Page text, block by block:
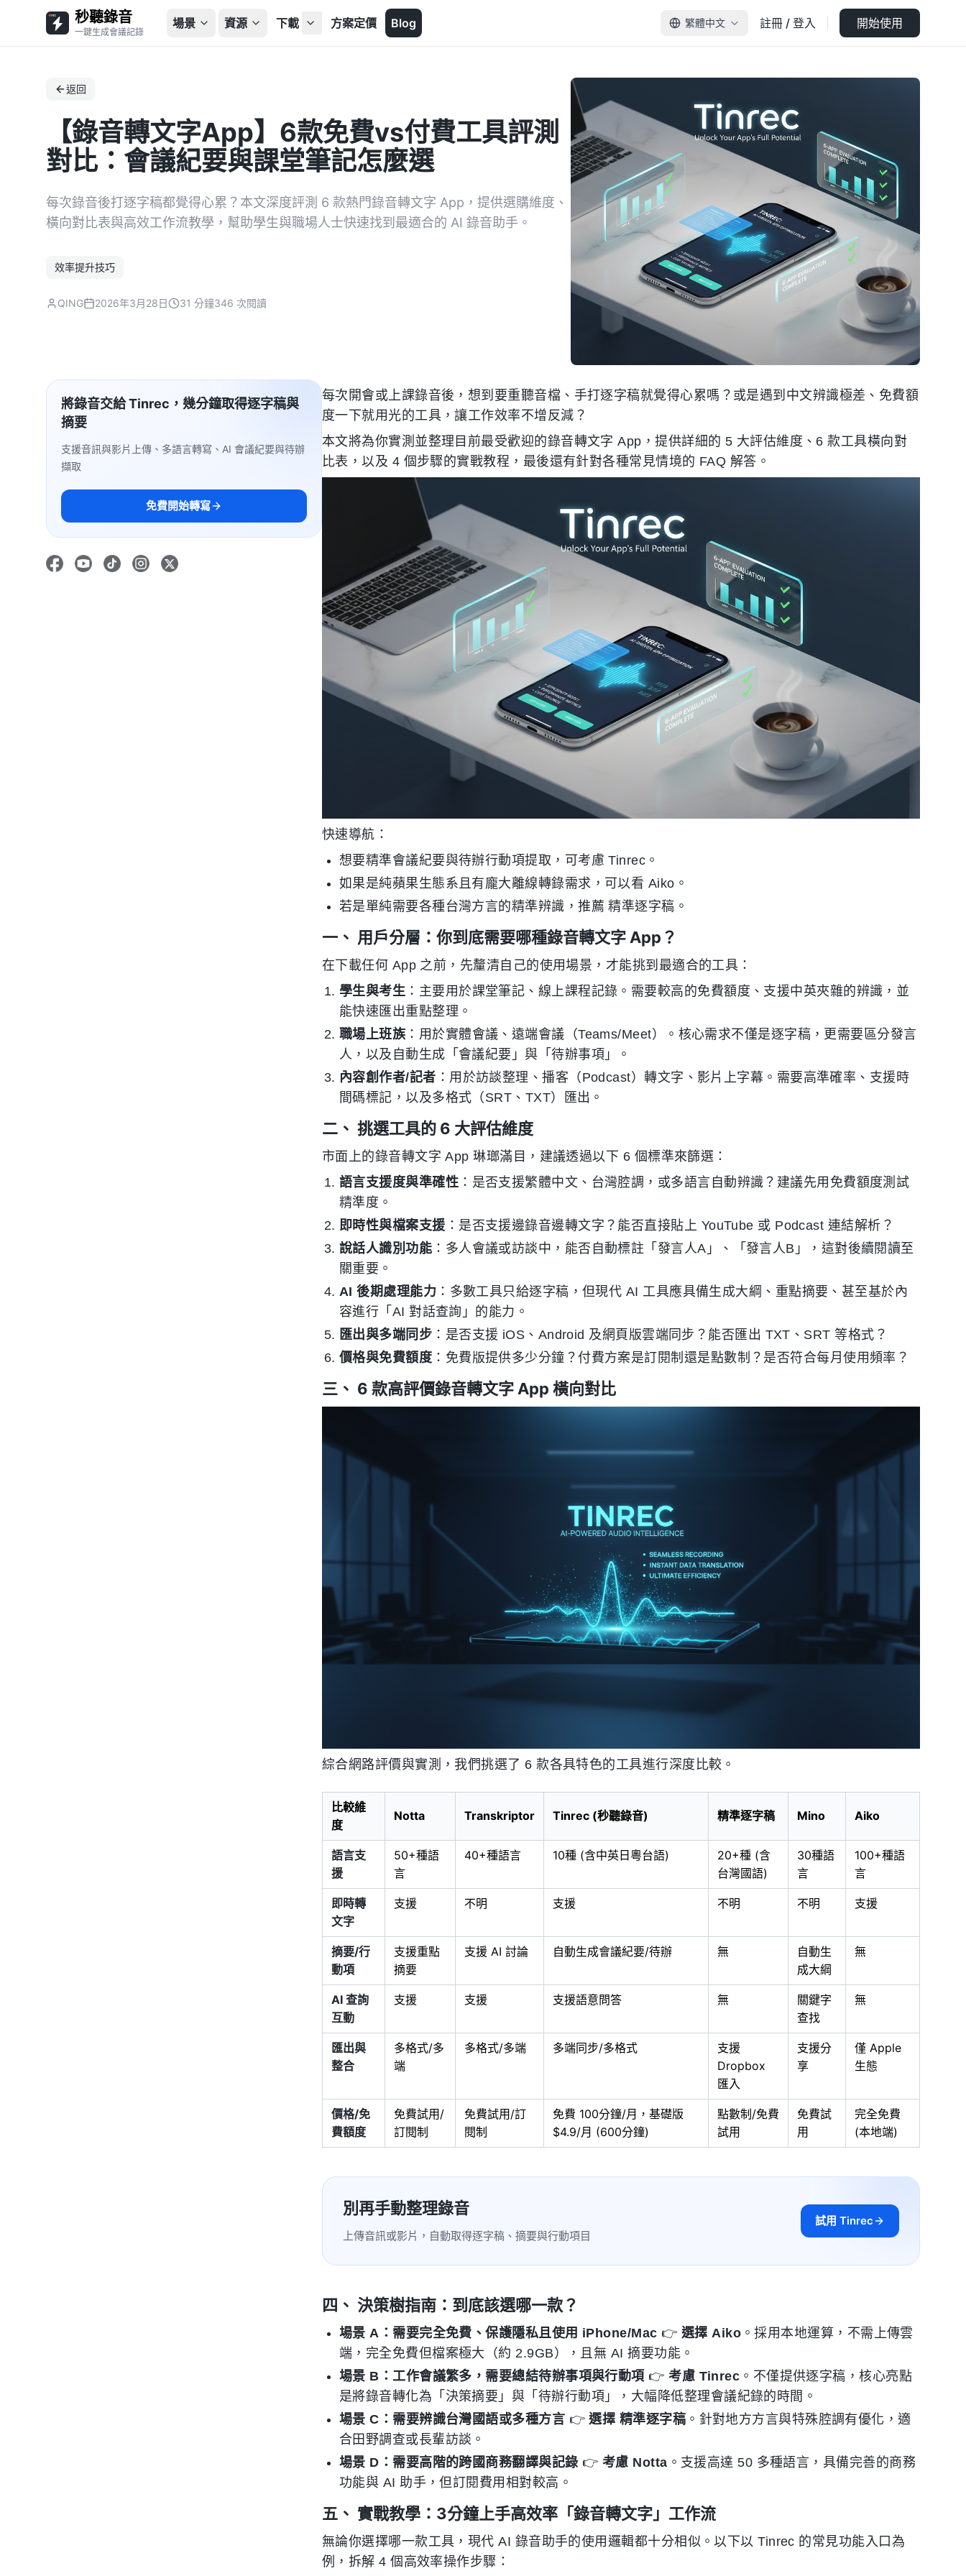
秒聽錄音
一鍵生成會議記錄
場景 資源 下載 方案定價 Blog 繁體中文 註冊 / 登入 開始使用
返回
【錄音轉文字App】6款免費vs付費工具評測
對比：會議紀要與課堂筆記怎麼選
每次錄音後打逐字稿都覺得心累？本文深度評測 6 款熱門錄音轉文字 App，提供選購維度、
橫向對比表與高效工作流教學，幫助學生與職場人士快速找到最適合的 AI 錄音助手。
效率提升技巧
QING 2026年3月28日 31 分鐘346 次閱讀
將錄音交給 Tinrec，幾分鐘取得逐字稿與
摘要
支援音訊與影片上傳、多語言轉寫、AI 會議紀要與待辦
擷取
免費開始轉寫
每次開會或上課錄音後，想到要重聽音檔、手打逐字稿就覺得心累嗎？或是遇到中文辨識極差、免費額
度一下就用光的工具，讓工作效率不增反減？
本文將為你實測並整理目前最受歡迎的錄音轉文字 App，提供詳細的 5 大評估維度、6 款工具橫向對
比表，以及 4 個步驟的實戰教程，最後還有針對各種常見情境的 FAQ 解答。
快速導航：
想要精準會議紀要與待辦行動項提取，可考慮 Tinrec。
如果是純蘋果生態系且有龐大離線轉錄需求，可以看 Aiko。
若是單純需要各種台灣方言的精準辨識，推薦 精準逐字稿。
一、 用戶分層：你到底需要哪種錄音轉文字 App？
在下載任何 App 之前，先釐清自己的使用場景，才能挑到最適合的工具：
學生與考生 ：主要用於課堂筆記、線上課程記錄。需要較高的免費額度、支援中英夾雜的辨識，並
能快速匯出重點整理。
職場上班族 ：用於實體會議、遠端會議（Teams/Meet）。核心需求不僅是逐字稿，更需要區分發言
人，以及自動生成「會議紀要」與「待辦事項」。
內容創作者/記者 ：用於訪談整理、播客（Podcast）轉文字、影片上字幕。需要高準確率、支援時
間碼標記，以及多格式（SRT、TXT）匯出。
二、 挑選工具的 6 大評估維度
市面上的錄音轉文字 App 琳瑯滿目，建議透過以下 6 個標準來篩選：
語言支援度與準確性 ：是否支援繁體中文、台灣腔調，或多語言自動辨識？建議先用免費額度測試
精準度。
即時性與檔案支援 ：是否支援邊錄音邊轉文字？能否直接貼上 YouTube 或 Podcast 連結解析？
說話人識別功能 ：多人會議或訪談中，能否自動標註「發言人A」、「發言人B」，這對後續閱讀至
關重要。
AI 後期處理能力 ：多數工具只給逐字稿，但現代 AI 工具應具備生成大綱、重點摘要、甚至基於內
容進行「AI 對話查詢」的能力。
匯出與多端同步 ：是否支援 iOS、Android 及網頁版雲端同步？能否匯出 TXT、SRT 等格式？
價格與免費額度 ：免費版提供多少分鐘？付費方案是訂閱制還是點數制？是否符合每月使用頻率？
三、 6 款高評價錄音轉文字 App 橫向對比
綜合網路評價與實測，我們挑選了 6 款各具特色的工具進行深度比較。
比較維
度
Notta Transkriptor Tinrec (秒聽錄音) 精準逐字稿 Mino Aiko
語言支
援
50+種語
言
40+種語言 10種 (含中英日粵台語)
20+種 (含
台灣國語)
30種語
言
100+種語
言
即時轉
文字
支援 不明 支援 不明 不明 支援
摘要/行
動項
支援重點
摘要
支援 AI 討論 自動生成會議紀要/待辦 無
自動生
成大綱
無
AI 查詢
互動
支援 支援 支援語意問答 無
關鍵字
查找
無
匯出與
整合
多格式/多
端
多格式/多端 多端同步/多格式
支援
Dropbox
匯入
支援分
享
僅 Apple
生態
價格/免
費額度
免費試用/
訂閱制
免費試用/訂
閱制
免費 100分鐘/月，基礎版
$4.9/月 (600分鐘)
點數制/免費
試用
免費試
用
完全免費
(本地端)
別再手動整理錄音
上傳音訊或影片，自動取得逐字稿、摘要與行動項目
試用 Tinrec
四、 決策樹指南：到底該選哪一款？
場景 A：需要完全免費、保護隱私且使用 iPhone/Mac 👉 選擇 Aiko 。採用本地運算，不需上傳雲
端，完全免費但檔案極大（約 2.9GB），且無 AI 摘要功能。
場景 B：工作會議繁多，需要總結待辦事項與行動項 👉考慮 Tinrec 。不僅提供逐字稿，核心亮點
是將錄音轉化為「決策摘要」與「待辦行動項」，大幅降低整理會議紀錄的時間。
場景 C：需要辨識台灣國語或多種方言 👉選擇 精準逐字稿 。針對地方方言與特殊腔調有優化，適
合田野調查或長輩訪談。
場景 D：需要高階的跨國商務翻譯與記錄 👉 考慮 Notta 。支援高達 50 多種語言，具備完善的商務
功能與 AI 助手，但訂閱費用相對較高。
五、 實戰教學：3分鐘上手高效率「錄音轉文字」工作流
無論你選擇哪一款工具，現代 AI 錄音助手的使用邏輯都十分相似。以下以 Tinrec 的常見功能入口為
例，拆解 4 個高效率操作步驟：